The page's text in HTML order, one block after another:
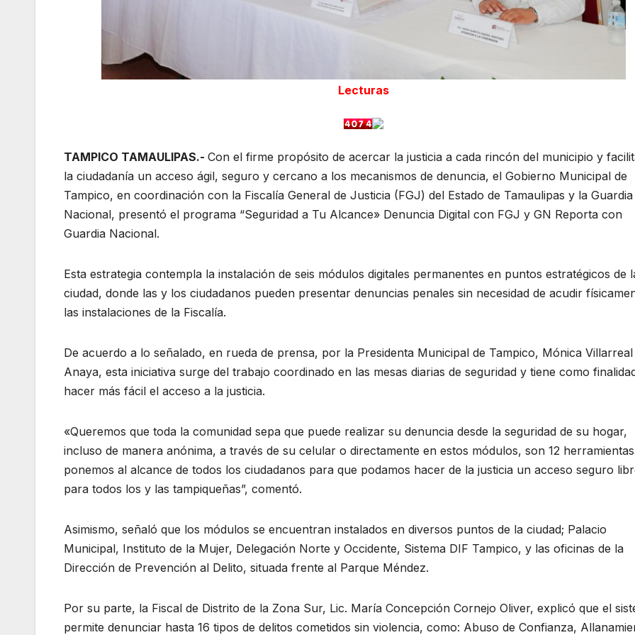
Lecturas
TAMPICO TAMAULIPAS.- Con el firme propósito de acercar la justicia a cada rincón del municipio y
la ciudadanía un acceso ágil, seguro y cercano a los mecanismos de denuncia, el Gobierno Municipal de
Tampico, en coordinación con la Fiscalía General de Justicia (FGJ) del Estado de Tamaulipas y la Guardia
Nacional, presentó el programa “Seguridad a Tu Alcance» Denuncia Digital con FGJ y GN Reporta con
Guardia Nacional.
Esta estrategia contempla la instalación de seis módulos digitales permanentes en puntos estratégicos de
ciudad, donde las y los ciudadanos pueden presentar denuncias penales sin necesidad de acudir
las instalaciones de la Fiscalía.
De acuerdo a lo señalado, en rueda de prensa, por la Presidenta Municipal de Tampico, Mónica Villarreal
Anaya, esta iniciativa surge del trabajo coordinado en las mesas diarias de seguridad y tiene como
hacer más fácil el acceso a la justicia.
«Queremos que toda la comunidad sepa que puede realizar su denuncia desde la seguridad de su hogar,
incluso de manera anónima, a través de su celular o directamente en estos módulos, son 12
ponemos al alcance de todos los ciudadanos para que podamos hacer de la justicia un acceso seguro
para todos los y las tampiqueñas”, comentó.
Asimismo, señaló que los módulos se encuentran instalados en diversos puntos de la ciudad; Palacio
Municipal, Instituto de la Mujer, Delegación Norte y Occidente, Sistema DIF Tampico, y las oficinas de la
Dirección de Prevención al Delito, situada frente al Parque Méndez.
Por su parte, la Fiscal de Distrito de la Zona Sur, Lic. María Concepción Cornejo Oliver, explicó que el
permite denunciar hasta 16 tipos de delitos cometidos sin violencia, como: Abuso de Confianza,